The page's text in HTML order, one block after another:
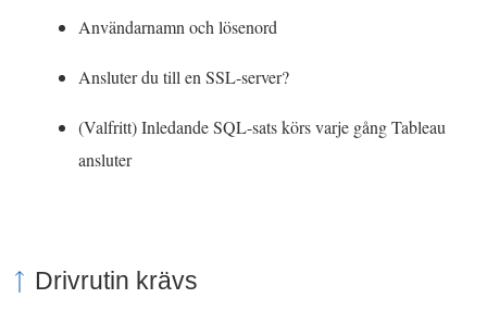
t
Användarnamn och lösenord
Ansluter du till en SSL-server?
(Valfritt) Inledande SQL-sats körs varje gång Tableau
ansluter
Drivrutin krävs